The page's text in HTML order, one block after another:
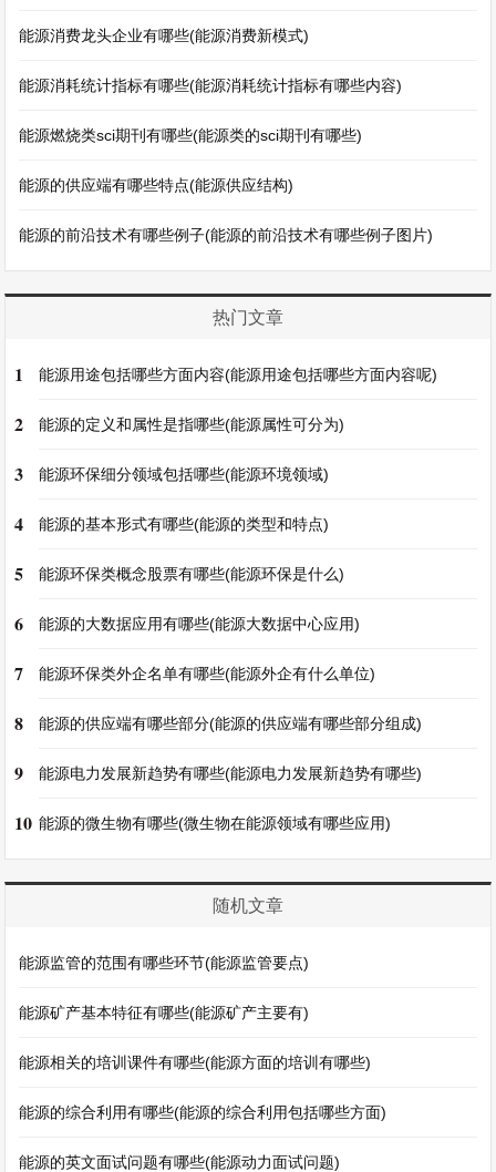
能源消费龙头企业有哪些(能源消费新模式)
能源消耗统计指标有哪些(能源消耗统计指标有哪些内容)
能源燃烧类sci期刊有哪些(能源类的sci期刊有哪些)
能源的供应端有哪些特点(能源供应结构)
能源的前沿技术有哪些例子(能源的前沿技术有哪些例子图片)
热门文章
1 能源用途包括哪些方面内容(能源用途包括哪些方面内容呢)
2 能源的定义和属性是指哪些(能源属性可分为)
3 能源环保细分领域包括哪些(能源环境领域)
4 能源的基本形式有哪些(能源的类型和特点)
5 能源环保类概念股票有哪些(能源环保是什么)
6 能源的大数据应用有哪些(能源大数据中心应用)
7 能源环保类外企名单有哪些(能源外企有什么单位)
8 能源的供应端有哪些部分(能源的供应端有哪些部分组成)
9 能源电力发展新趋势有哪些(能源电力发展新趋势有哪些)
10 能源的微生物有哪些(微生物在能源领域有哪些应用)
随机文章
能源监管的范围有哪些环节(能源监管要点)
能源矿产基本特征有哪些(能源矿产主要有)
能源相关的培训课件有哪些(能源方面的培训有哪些)
能源的综合利用有哪些(能源的综合利用包括哪些方面)
能源的英文面试问题有哪些(能源动力面试问题)